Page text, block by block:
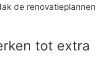
de renovatieplannen
tot extra